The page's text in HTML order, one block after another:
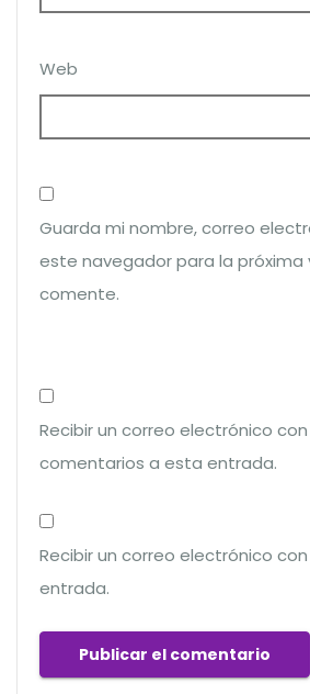
Web
Guarda mi nombre, correo
este navegador para la próxima
comente.
Recibir un correo electrónico
comentarios a esta entrada.
Recibir un correo electrónico
entrada.